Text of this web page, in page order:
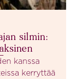
silmin:
kanssa
kerryttää